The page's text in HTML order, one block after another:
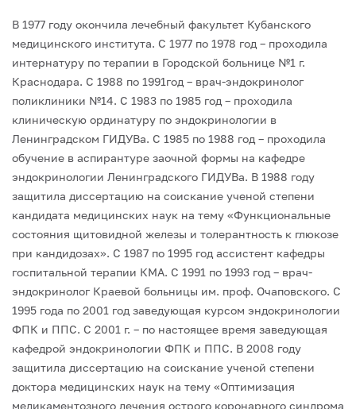
В 1977 году окончила лечебный факультет Кубанского
медицинского института. С 1977 по 1978 год – проходила
интернатуру по терапии в Городской больнице №1 г.
Краснодара. С 1988 по 1991год – врач-эндокринолог
поликлиники №14. С 1983 по 1985 год – проходила
клиническую ординатуру по эндокринологии в
Ленинградском ГИДУВа. С 1985 по 1988 год – проходила
обучение в аспирантуре заочной формы на кафедре
эндокринологии Ленинградского ГИДУВа. В 1988 году
защитила диссертацию на соискание ученой степени
кандидата медицинских наук на тему «Функциональные
состояния щитовидной железы и толерантность к глюкозе
при кандидозах». С 1987 по 1995 год ассистент кафедры
госпитальной терапии КМА. С 1991 по 1993 год – врач-
эндокринолог Краевой больницы им. проф. Очаповского. С
1995 года по 2001 год заведующая курсом эндокринологии
ФПК и ППС. С 2001 г. – по настоящее время заведующая
кафедрой эндокринологии ФПК и ППС. В 2008 году
защитила диссертацию на соискание ученой степени
доктора медицинских наук на тему «Оптимизация
медикаментозного лечения острого коронарного синдрома